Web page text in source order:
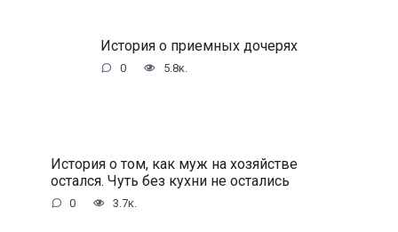
История о приемных дочерях
0 5.8к.
История о том, как муж на хозяйстве
остался. Чуть без кухни не остались
0 3.7к.